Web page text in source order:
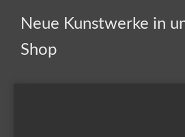
Neue Kunstwerke in
Shop